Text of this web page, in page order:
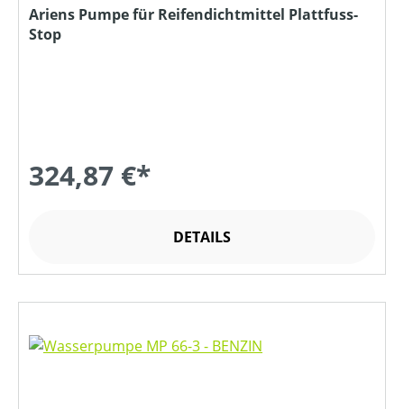
Ariens Pumpe für Reifendichtmittel Plattfuss-
Stop
324,87 €*
DETAILS